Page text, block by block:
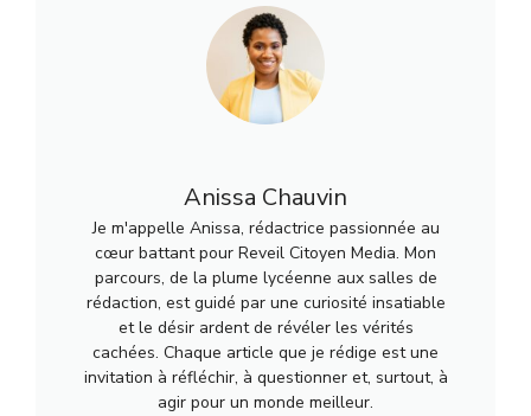
Anissa Chauvin
Je m'appelle Anissa, rédactrice passionnée au
cœur battant pour Reveil Citoyen Media. Mon
parcours, de la plume lycéenne aux salles de
rédaction, est guidé par une curiosité insatiable
et le désir ardent de révéler les vérités
cachées. Chaque article que je rédige est une
invitation à réfléchir, à questionner et, surtout, à
agir pour un monde meilleur.